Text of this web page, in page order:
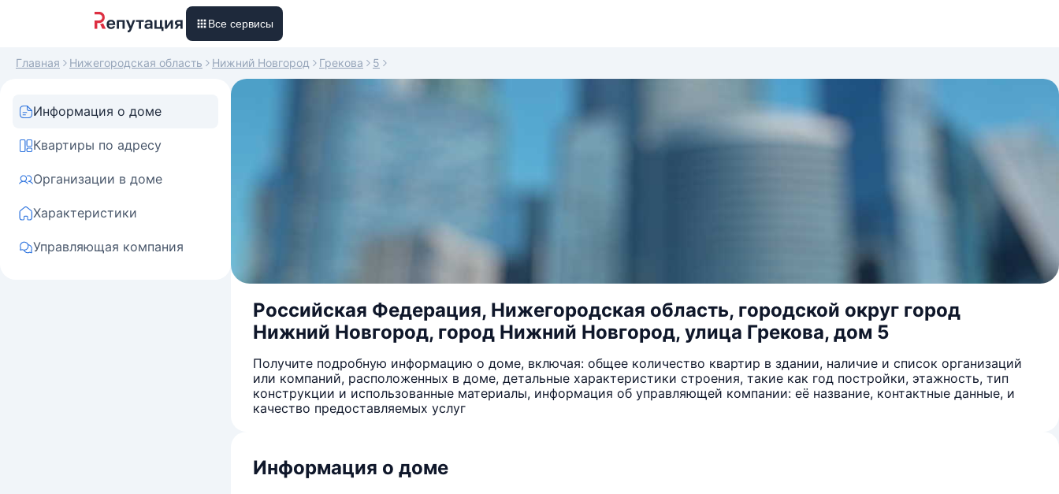
Все сервисы
Главная Нижегородская область Нижний Новгород Грекова 5
Информация о доме
Квартиры по адресу
Организации в доме
Характеристики
Управляющая компания
Российская Федерация, Нижегородская область, городской округ город
Нижний Новгород, город Нижний Новгород, улица Грекова, дом 5
Получите подробную информацию о доме, включая: общее количество квартир в здании, наличие и список организаций
или компаний, расположенных в доме, детальные характеристики строения, такие как год постройки, этажность, тип
конструкции и использованные материалы, информация об управляющей компании: её название, контактные данные, и
качество предоставляемых услуг
Информация о доме